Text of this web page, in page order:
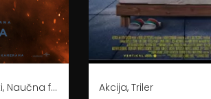
Akcija, Avantura, Istorijski, Naučna fantastika Akcija, Triler